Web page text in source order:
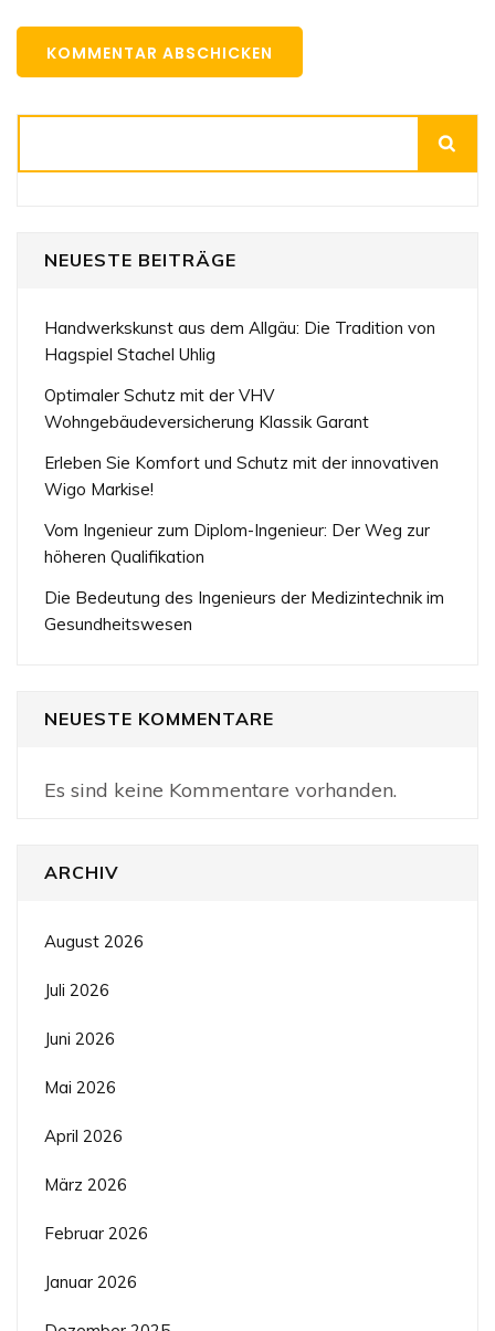
NEUESTE BEITRÄGE
Handwerkskunst aus dem Allgäu: Die Tradition von
Hagspiel Stachel Uhlig
Optimaler Schutz mit der VHV
Wohngebäudeversicherung Klassik Garant
Erleben Sie Komfort und Schutz mit der innovativen
Wigo Markise!
Vom Ingenieur zum Diplom-Ingenieur: Der Weg zur
höheren Qualifikation
Die Bedeutung des Ingenieurs der Medizintechnik im
Gesundheitswesen
NEUESTE KOMMENTARE
Es sind keine Kommentare vorhanden.
ARCHIV
August 2026
Juli 2026
Juni 2026
Mai 2026
April 2026
März 2026
Februar 2026
Januar 2026